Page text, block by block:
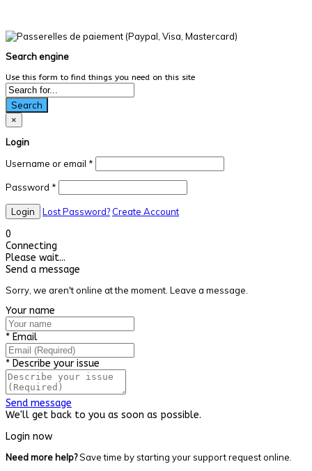
Search engine
Use this form to find things you need on this site
Search
×
Login
Username or email *
Password *
Lost Password? Create Account
0
Connecting
Please wait...
Send a message
Sorry, we aren't online at the moment. Leave a message.
Your name
* Email
* Describe your issue
Send message
We'll get back to you as soon as possible.
Login now
Need more help?Save time by starting your support request online.